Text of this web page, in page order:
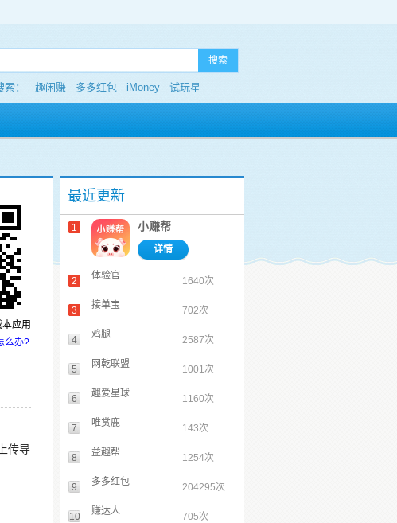
搜索
索： 趣闲赚 多多红包 iMoney 试玩星
应用
么办?
传导
最近更新
1 小赚帮
详情
2 体验官 1640次
3 接单宝 702次
4 鸡腿 2587次
5 网乾联盟 1001次
6 趣爱星球 1160次
7 唯赏鹿 143次
8 益趣帮 1254次
9 多多红包 204295次
10 赚达人 705次